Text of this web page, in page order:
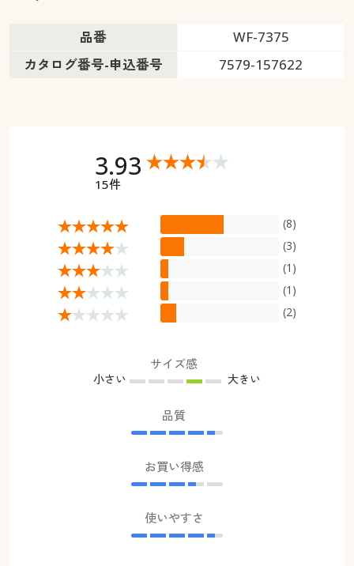
品番
WF-7375
カタログ番号-申込番号
7579-157622
3.93
15件
(8)
(3)
(1)
(1)
(2)
サイズ感
小さい 大きい
品質
お買い得感
使いやすさ